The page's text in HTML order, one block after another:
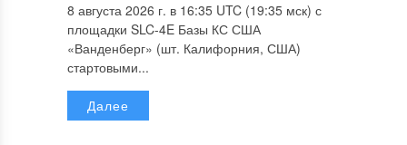
8 августа 2026 г. в 16:35 UTC (19:35 мск) с
площадки SLC-4E Базы КС США
«Ванденберг» (шт. Калифорния, США)
стартовыми...
Далее